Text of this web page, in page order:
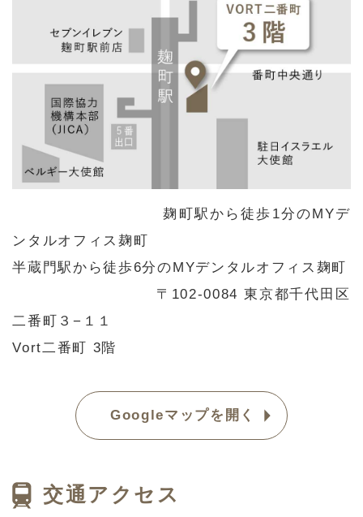
麹町駅から徒歩1分のMYデ
ンタルオフィス麹町
半蔵門駅から徒歩6分のMYデンタルオフィス麹町
〒102-0084 東京都千代田区
二番町３−１１
Vort二番町 3階
Googleマップを開く
交通アクセス